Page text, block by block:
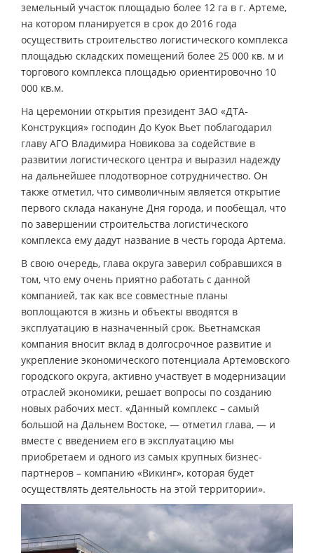
земельный участок площадью более 12 га в г. Артеме,
на котором планируется в срок до 2016 года
осуществить строительство логистического комплекса
площадью складских помещений более 25 000 кв. м и
торгового комплекса площадью ориентировочно 10
000 кв.м.
На церемонии открытия президент ЗАО «ДТА-
Конструкция» господин До Куок Вьет поблагодарил
главу АГО Владимира Новикова за содействие в
развитии логистического центра и выразил надежду
на дальнейшее плодотворное сотрудничество. Он
также отметил, что символичным является открытие
первого склада накануне Дня города, и пообещал, что
по завершении строительства логистического
комплекса ему дадут название в честь города Артема.
В свою очередь, глава округа заверил собравшихся в
том, что ему очень приятно работать с данной
компанией, так как все совместные планы
воплощаются в жизнь и объекты вводятся в
эксплуатацию в назначенный срок. Вьетнамская
компания вносит вклад в долгосрочное развитие и
укрепление экономического потенциала Артемовского
городского округа, активно участвует в модернизации
отраслей экономики, решает вопросы по созданию
новых рабочих мест. «Данный комплекс – самый
большой на Дальнем Востоке, — отметил глава, — и
вместе с введением его в эксплуатацию мы
приобретаем и одного из самых крупных бизнес-
партнеров – компанию «Викинг», которая будет
осуществлять деятельность на этой территории».